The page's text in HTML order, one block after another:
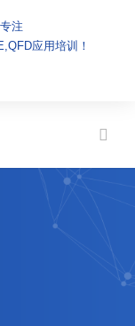
注
应用培训！